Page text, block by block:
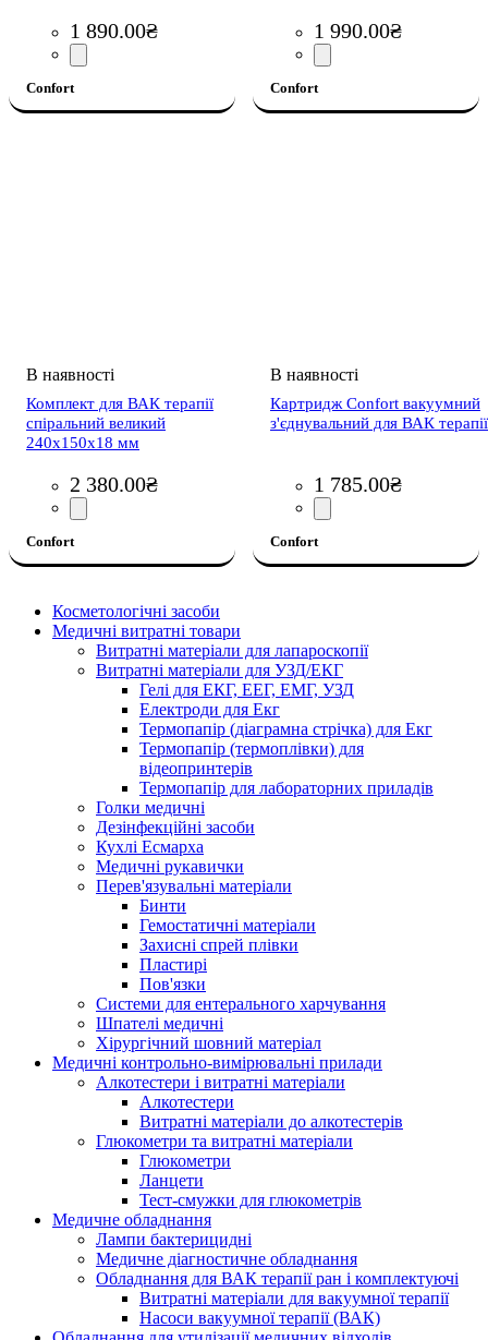
1 890.00₴
Confort
1 990.00₴
Confort
Комплект для ВАК тepaпiї
спiральний великий
240х150х18 мм
2 380.00₴
Confort
Картридж Confort вакуумний
з'єднувальний для ВАК терапії
1 785.00₴
Confort
Косметологічні засоби
Медичні витратні товари
Витратні матеріали для лапароскопії
Витратні матеріали для УЗД/ЕКГ
Гелі для ЕКГ, ЕЕГ, ЕМГ, УЗД
Електроди для Екг
Термопапір (діаграмна стрічка) для Екг
Термопапір (термоплівки) для
відеопринтерів
Термопапір для лабораторних приладів
Голки медичні
Дезінфекційні засоби
Кухлі Есмарха
Медичні рукавички
Перев'язувальні матеріали
Бинти
Гемостатичні матеріали
Захисні спрей плівки
Пластирі
Пов'язки
Системи для ентерального харчування
Шпателі медичні
Хірургічний шовний матеріал
Медичні контрольно-вимірювальні прилади
Алкотестери і витратні матеріали
Алкотестери
Витратні матеріали до алкотестерів
Глюкометри та витратні матеріали
Глюкометри
Ланцети
Тест-смужки для глюкометрів
Медичне обладнання
Лампи бактерицидні
Медичне діагностичне обладнання
Обладнання для ВАК терапії ран і комплектуючі
Витратні матеріали для вакуумної терапії
Насоси вакуумної терапії (ВАК)